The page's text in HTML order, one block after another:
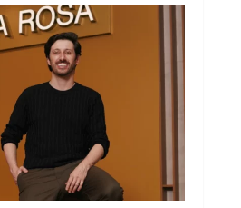
Projeto testa passaporte
digital na moda nacional
4 de agosto de 2026
Morena Rosa lança
franquia com estoque
consignado
4 de agosto de 2026